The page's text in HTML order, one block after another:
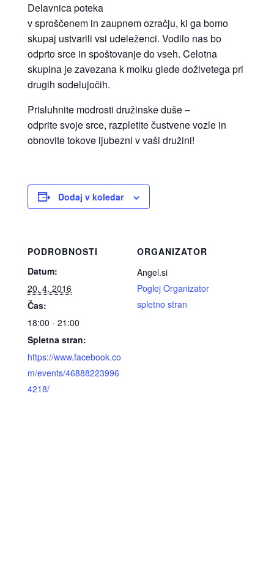
Delavnica poteka
v sproščenem in zaupnem ozračju, ki ga bomo
skupaj ustvarili vsi udeleženci. Vodilo nas bo
odprto srce in spoštovanje do vseh. Celotna
skupina je zavezana k molku glede doživetega pri
drugih sodelujočih.
Prisluhnite modrosti družinske duše –
odprite svoje srce, razpletite čustvene vozle in
obnovite tokove ljubezni v vaši družini!
Dodaj v koledar
PODROBNOSTI
Datum:
20. 4. 2016
Čas:
18:00 - 21:00
Spletna stran:
https://www.facebook.co
m/events/46888223996
4218/
ORGANIZATOR
Angel.si
Poglej Organizator
spletno stran